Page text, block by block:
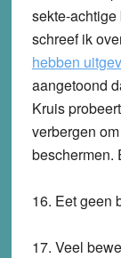
sekte-
schreef ik
hebben
aangetoond
Kruis
verbergen
beschermen.
16. Eet geen
17. Veel